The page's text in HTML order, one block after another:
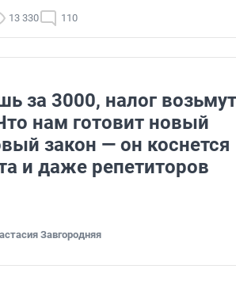
13 330 110
за 3000, налог
нам готовит новый
закон — он коснется
и даже репетиторов
Завгородняя